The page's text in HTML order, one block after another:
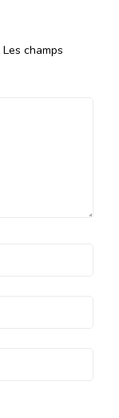
Les champs